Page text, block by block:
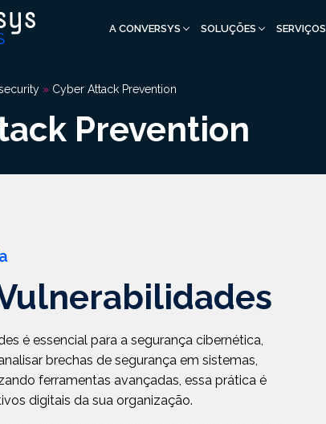
A CONVERSYS SOLUÇÕES SERVIÇOS
» Cyber Attack Prevention
Prevention
é essencial para a segurança cibernética,
brechas de segurança em sistemas,
ferramentas avançadas, essa prática é
digitais da sua organização.